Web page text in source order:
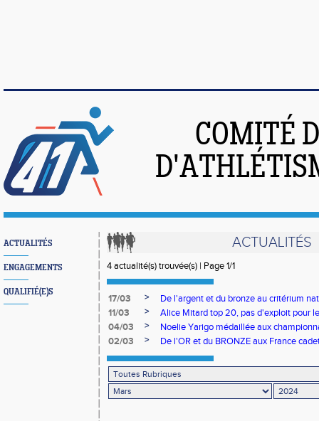
COMITÉ
ACTUALITÉS
ENGAGEMENTS
QUALIFIÉ(E)S
ACTUALITÉS
4 actualité(s) trouvée(s) | Page 1/1
17/03 >
De l'argent et du bronze au critérium
11/03
>
Alice Mitard top 20, pas d'exploit pour
04/03
>
Noelie Yarigo médaillée aux
02/03
> De l'OR et du BRONZE aux France